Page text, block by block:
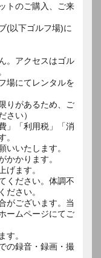
トのご購入、ご来
(以下ゴルフ場)に
。アクセスはゴル
場にてレンタルを
りがあるため、ご
さい）
」「利用税」「消
。
いいたします。
かかります。
げます。
ください。体調不
ださい。
がございます。当
ームページにてご
す。
の録音・録画・撮